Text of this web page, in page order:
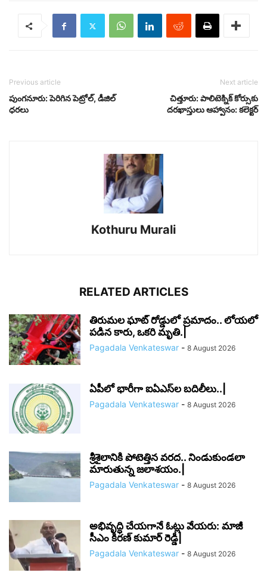
Previous article
పుంగనూరు: పెరిగిన పెట్రోల్, డీజిల్
ధరలు
Next article
చిత్తూరు: పాలిటెక్నిక్ కోర్సుకు
దరఖాస్తులు ఆహ్వానం: కలెక్టర్
Kothuru Murali
RELATED ARTICLES
తిరుమల ఘాట్ రోడ్డులో ప్రమాదం.. లోయలో
పడిన కారు, ఒకరి మృతి.|
Pagadala Venkateswar - 8 August 2026
ఏపీలో భారీగా ఐఏఎస్‌ల బదిలీలు..|
Pagadala Venkateswar - 8 August 2026
శ్రీశైలానికి పోటెత్తిన వరద.. నిండుకుండలా
మారుతున్న జలాశయం.|
Pagadala Venkateswar - 8 August 2026
అభివృద్ధి చేయగానే ఓట్లు వేయరు: మాజీ
సీఎం కిరణ్ కుమార్ రెడ్డి|
Pagadala Venkateswar - 8 August 2026